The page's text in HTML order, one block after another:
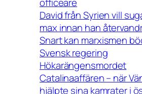
David från Syrien vill
max innan han
Snart kan marxismen
Svensk regering
Hökarängensmordet
Catalinaaffären – när
hjälpte sina kamrater i